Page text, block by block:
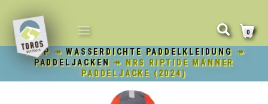
NAVIGATION
UMSCHALTEN
0
SHOP ↠WASSERDICHTE PADDELKLEIDUNG ↠
PADDELJACKEN ↠ NRS RIPTIDE MÄNNER
PADDELJACKE (2024)